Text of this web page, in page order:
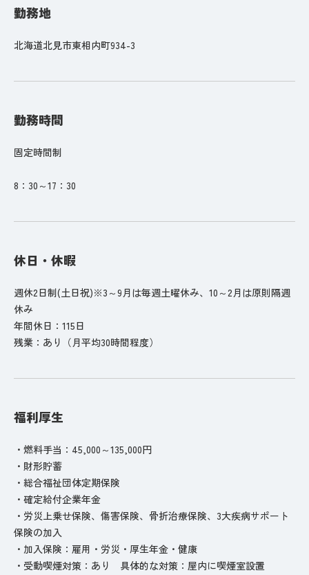
勤務地
北海道北見市東相内町934-3
勤務時間
固定時間制
8：30～17：30
休日・休暇
週休2日制(土日祝)※3～9月は毎週土曜休み、10～2月は原則隔週
休み
年間休日：115日
残業：あり（月平均30時間程度）
福利厚生
・燃料手当：45,000～135,000円
・財形貯蓄
・総合福祉団体定期保険
・確定給付企業年金
・労災上乗せ保険、傷害保険、骨折治療保険、3大疾病サポート
保険の加入
・加入保険：雇用・労災・厚生年金・健康
・受動喫煙対策：あり 具体的な対策：屋内に喫煙室設置